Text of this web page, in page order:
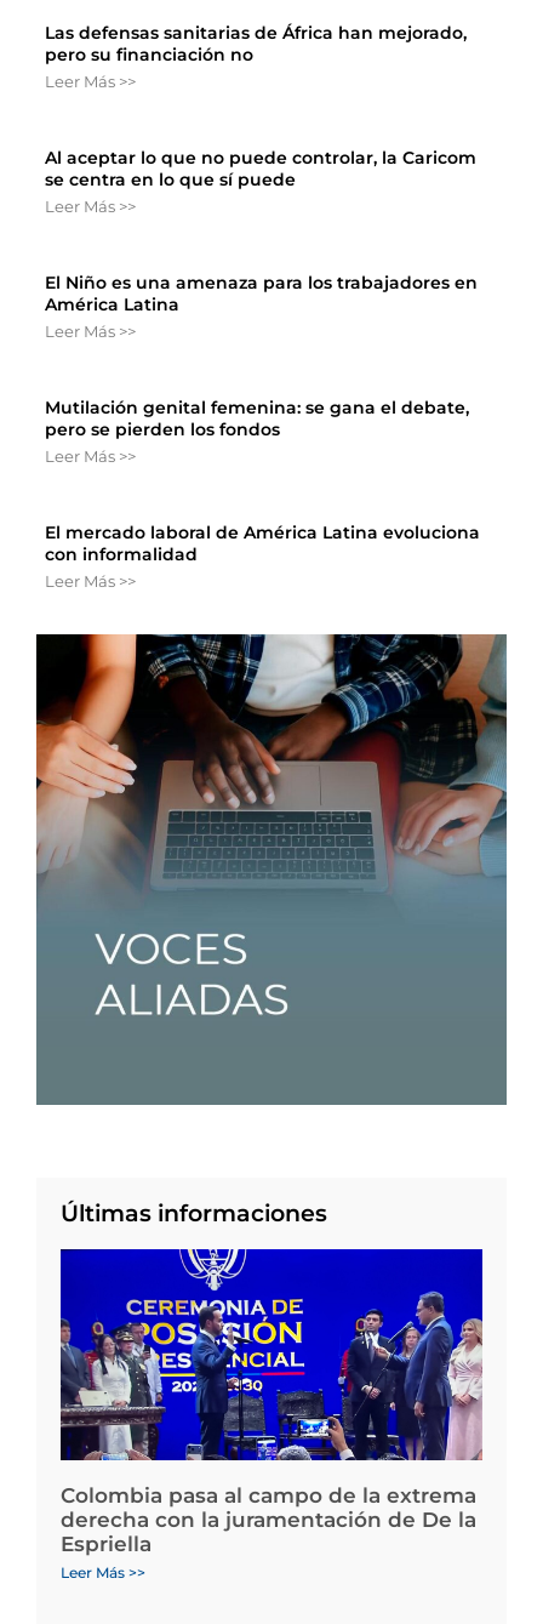
Las defensas sanitarias de África han mejorado,
pero su financiación no
Leer Más >>
Al aceptar lo que no puede controlar, la Caricom
se centra en lo que sí puede
Leer Más >>
El Niño es una amenaza para los trabajadores en
América Latina
Leer Más >>
Mutilación genital femenina: se gana el debate,
pero se pierden los fondos
Leer Más >>
El mercado laboral de América Latina evoluciona
con informalidad
Leer Más >>
Últimas informaciones
Colombia pasa al campo de la extrema
derecha con la juramentación de De la
Espriella
Leer Más >>